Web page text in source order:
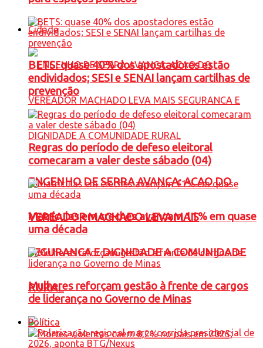
Cidade
ENGENHO DE SERRA AVANÇA: ACAO DO
VEREADOR MACHADO LEVA MAIS
SEGURANCA E DIGNIDADE A COMUNIDADE
RURAL
BETS: quase 40% dos apostadores estão
endividados; SESI e SENAI lançam cartilhas de
prevenção
Regras do período de defeso eleitoral
comecaram a valer deste sábado (04)
Matrículas em creches avançam 11% em quase
uma década
Mulheres reforçam gestão à frente de cargos
de liderança no Governo de Minas
Política